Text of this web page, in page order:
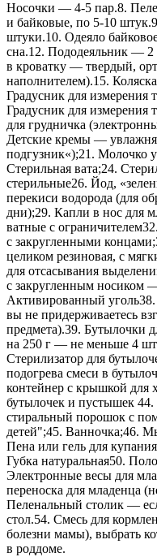
Носочки — 4-5 пар.8.
и байковые, по 5-10
штуки.10. Одеяло
сна.12. Пододеяльник — 2
в кроватку — твердый,
наполнителем).15.
Градусник для измерения
Градусник для измерения
для грудничка
Детские кремы —
подгузник«);21. Молочко
Стерильная вата;24.
стерильные26. Йод,
перекиси водорода (для
дни);29. Капли в нос для
ватные с
с закругленными
целиком резиновая, с
для отсасывания
с закругленным носиком
Активированный
вы не придерживаетесь
предмета).39. Бутылочки
на 250 г — не меньше 4
Стерилизатор для
подогрева смеси в
контейнер с крышкой для
бутылочек и пустышек
стиральный порошок с
детей";45. Ванночка;46.
Пена или гель для
Губка натуральная50.
Электронные весы для
переноска для младенца
Пеленальный столик —
стол.54. Смесь для
болезни мамы), выбрать
в роддоме.